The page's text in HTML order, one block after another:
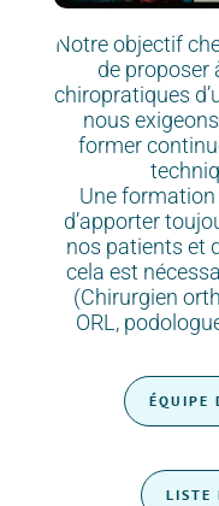
Notre objectif
de proposer
chiropratiques
nous
former
Une
d’apporter
nos patients et
cela est
(Chirurgien
ORL,
ÉQUIPE
LISTE